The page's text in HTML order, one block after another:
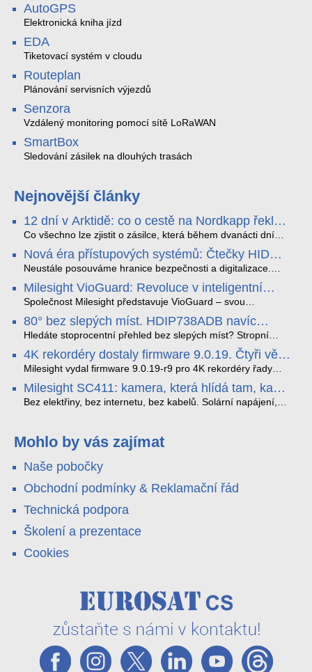
AutoGPS
Elektronická kniha jízd
EDA
Tiketovací systém v cloudu
Routeplan
Plánování servisních výjezdů
Senzora
Vzdálený monitoring pomocí sítě LoRaWAN
SmartBox
Sledování zásilek na dlouhých trasách
Nejnovější články
12 dní v Arktidě: co o cestě na Nordkapp řekla
data ze SMARTBOX 2 MAX
Co všechno lze zjistit o zásilce, která během dvanácti dní
projede Arktidou? SMARTBOX 2 MAX jsme vzali na trasu z
Tromsø přes Lofoty, Kirunu a finské Laponsko až na
Nordkapp. Bez jediného dobití, v mrazu až −13 °C a mimo
otřesy i náklon. Výsledkem není jen čára na mapě, ale
podrobný datový příběh celé cesty.
Nová éra přístupových systémů: Čtečky HID
Signo
Neustále posouváme hranice bezpečnosti a digitalizace.
v oblasti kontroly přístupu – moderní a vysoce univerzální
čtečky HID Signo.
Milesight VioGuard: Revoluce v inteligentní
detekci dopravních přestupků
Společnost Milesight představuje VioGuard – svou
dopravních přestupků. Tento systém, poháněný
sofistikovanými algoritmy umělé inteligence (AI), je navržen
tak, aby poskytoval komplexní nástroje pro vymáhání
dopravních předpisů, zvyšoval bezpečnost na silnicích a
optimalizoval plynulost dopravy v moderních městech.
80° bez slepých míst. HDIP738ADB navíc
streamuje na YouTube – bez PC.
Hledáte stoprocentní přehled bez slepých míst? Stropní
panoramatická kamera HDIP738ADB skládá obraz ze dvou
4MP senzorů SONY do jednoho čistého 180° záběru bez
zkreslení. K tomu přidává AI detekci osob a vozidel,
YouTube – bez běžícího počítače.
4K rekordéry dostaly firmware 9.0.19. Čtyři věci,
které musíte vědět.
Milesight vydal firmware 9.0.19-r9 pro 4K rekordéry řady
které vám zjednoduší práci – a jedna z nich vám ušetří
spoustu zbytečných výjezdů k zákazníkům.
Milesight SC411: kamera, která hlídá tam, kam
kabel nedosáhne
Bez elektřiny, bez internetu, bez kabelů. Solární napájení,
váš telefon. Podívejte se na video.
Mohlo by vás zajímat
Naše pobočky
Obchodní podmínky & Reklamační řád
Technická podpora
Školení a prezentace
Cookies